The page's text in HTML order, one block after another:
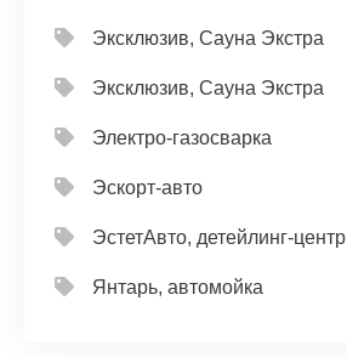
Эксклюзив, Сауна Экстра
Эксклюзив, Сауна Экстра
Электро-газосварка
Эскорт-авто
ЭстетАвто, детейлинг-центр
Янтарь, автомойка